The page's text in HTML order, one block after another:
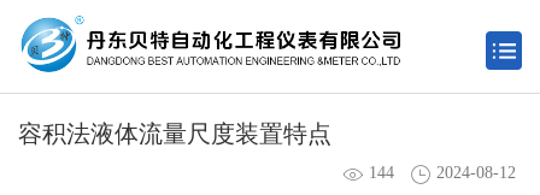
容积法液体流量尺度装置特点
144 2024-08-12